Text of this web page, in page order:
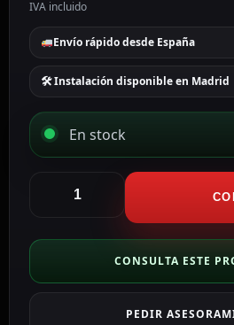
IVA incluido
Envío rápido desde España
🛠 Instalación disponible en Madrid
En stock
Soporte
teclado
color
negro
CONSULTA ESTE
PEDIR